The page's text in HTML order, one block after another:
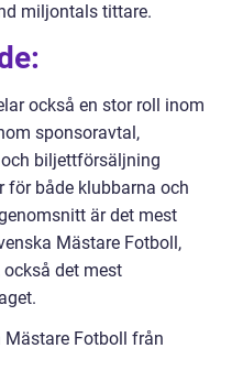
miljontals tittare.
också en stor roll inom
sponsoravtal,
biljettförsäljning
för både klubbarna och
är det mest
Mästare Fotboll,
också det mest
Mästare Fotboll från